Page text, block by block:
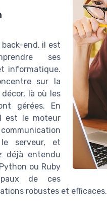
end, il est
ses
informatique.
sur la
là où les
gérées. En
est le moteur
serveur, et
déjà entendu
ou Ruby
de ces
robustes et efficaces.